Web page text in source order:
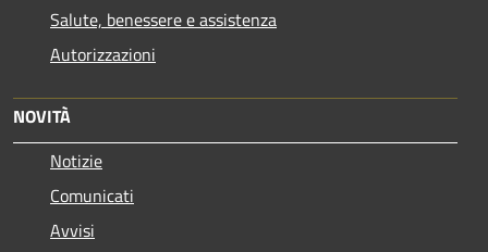
Salute, benessere e assistenza
Autorizzazioni
NOVITÀ
Notizie
Comunicati
Avvisi